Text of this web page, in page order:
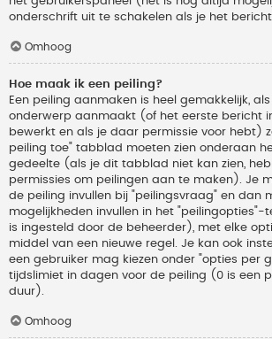
onderschrift uit te schakelen als je het
Omhoog
Hoe maak ik een peiling?
Een peiling aanmaken is heel gemakkelijk,
onderwerp aanmaakt (of het eerste bericht
bewerkt en als je daar permissie voor hebt)
peiling toe" tabblad moeten zien onderaan
gedeelte (als je dit tabblad niet kan zien,
permissies om peilingen aan te maken). Je
de peiling invullen bij "peilingsvraag" en dan
mogelijkheden invullen in het
is ingesteld door de beheerder), met elke
middel van een nieuwe regel. Je kan ook
een gebruiker mag kiezen onder "opties per
tijdslimiet in dagen voor de peiling (0 is een
duur).
Omhoog